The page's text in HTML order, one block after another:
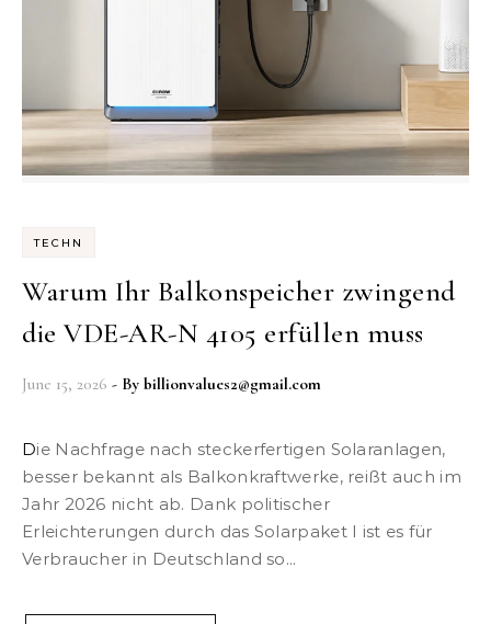
TECHN
Warum Ihr Balkonspeicher zwingend
die VDE-AR-N 4105 erfüllen muss
June 15, 2026 - By billionvalues2@gmail.com
Die Nachfrage nach steckerfertigen Solaranlagen,
besser bekannt als Balkonkraftwerke, reißt auch im
Jahr 2026 nicht ab. Dank politischer
Erleichterungen durch das Solarpaket I ist es für
Verbraucher in Deutschland so...